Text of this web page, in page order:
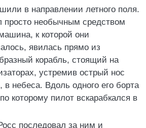
в направлении летного поля.
просто необычным средством
к которой они
явилась прямо из
корабль, стоящий на
устремив острый нос
в небеса. Вдоль одного его борта
которому пилот вскарабкался в
последовал за ним и